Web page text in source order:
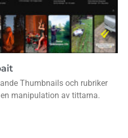
Thumbnails och rubriker
manipulation av tittarna.